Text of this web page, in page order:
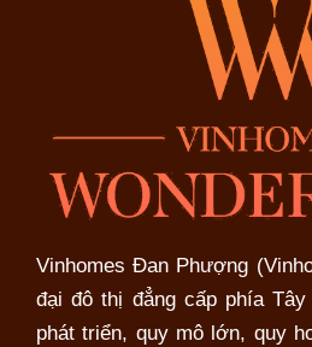
Vinhomes Đan Phượng
đại đô thị đẳng cấp phía
phát triển, quy mô lớn, quy